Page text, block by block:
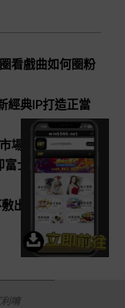
看戲曲如何圈粉
經典IP打造正當
場新空間
士康招工進入高
出口腔醫療規模
唷